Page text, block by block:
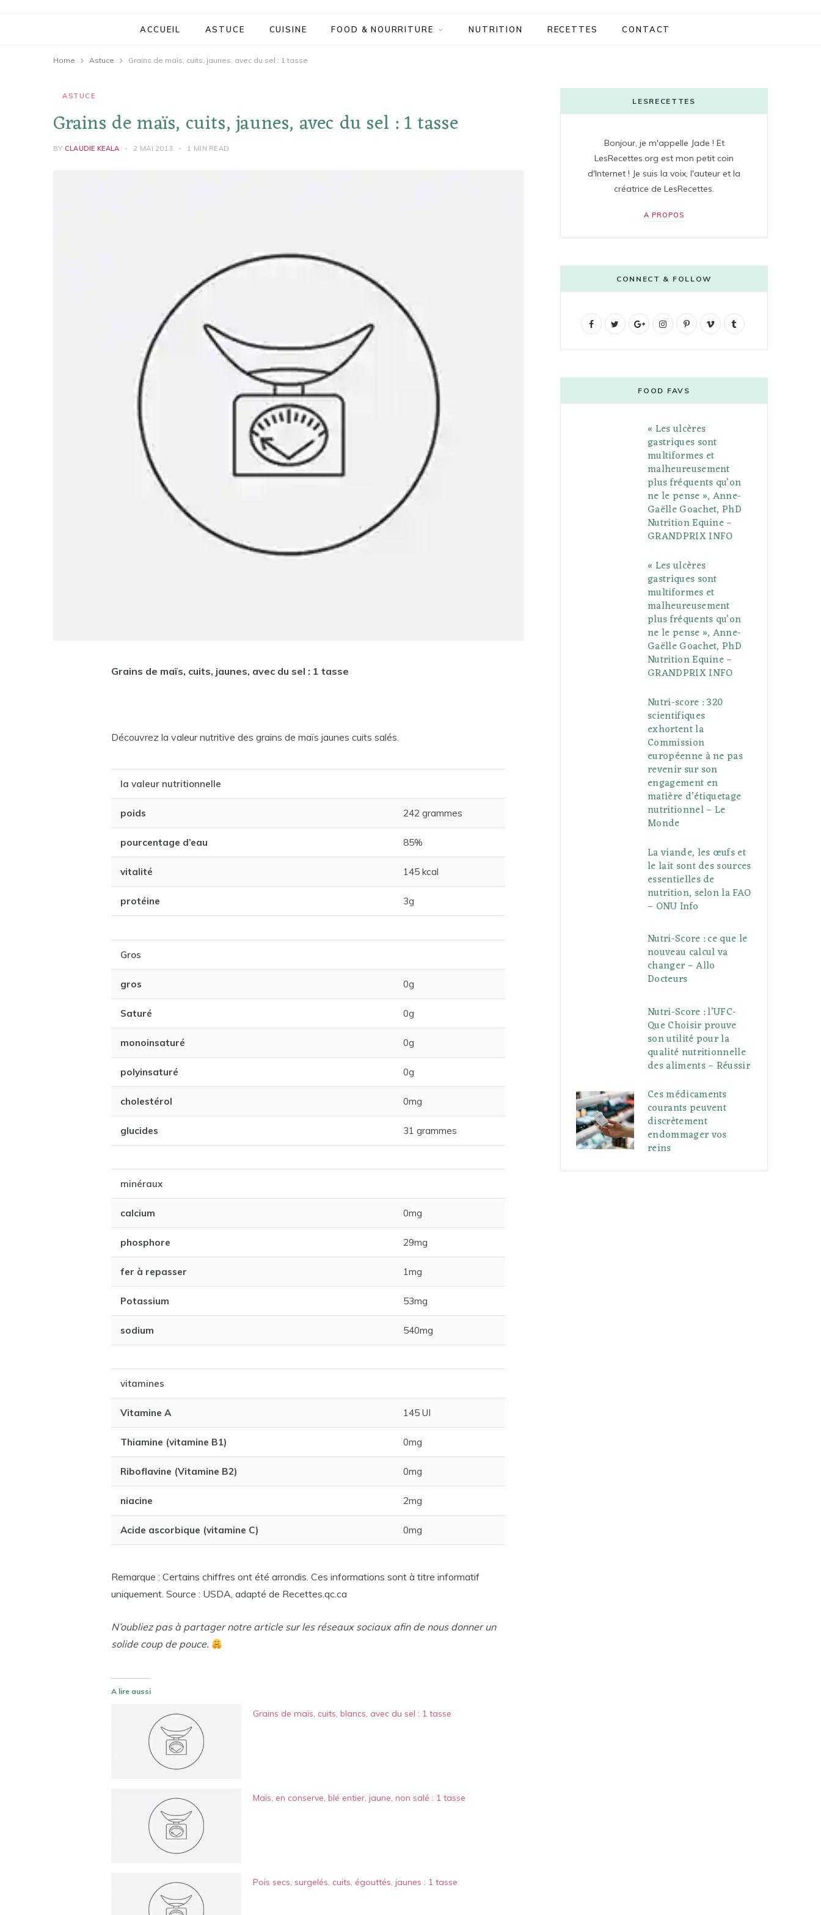
ACCUEIL ASTUCE CUISINE FOOD & NOURRITURE NUTRITION RECETTES CONTACT
Home Astuce Grains de maïs, cuits, jaunes, avec du sel : 1 tasse
ASTUCE
Grains de maïs, cuits, jaunes, avec du sel : 1 tasse
BY CLAUDIE KEALA 2 MAI 2013 1 MIN READ
Grains de maïs, cuits, jaunes, avec du sel : 1 tasse
Découvrez la valeur nutritive des grains de maïs jaunes cuits salés.
la valeur nutritionnelle
poids 242 grammes
pourcentage d’eau 85%
vitalité 145 kcal
protéine 3g
Gros
gros 0g
Saturé 0g
monoinsaturé 0g
polyinsaturé 0g
cholestérol 0mg
glucides 31 grammes
minéraux
calcium 0mg
phosphore 29mg
fer à repasser 1mg
Potassium 53mg
sodium 540mg
vitamines
Vitamine A 145 UI
Thiamine (vitamine B1) 0mg
Riboflavine (Vitamine B2) 0mg
niacine 2mg
Acide ascorbique (vitamine C) 0mg
Remarque : Certains chiffres ont été arrondis. Ces informations sont à titre informatif
uniquement. Source : USDA, adapté de Recettes.qc.ca
N’oubliez pas à partager notre article sur les réseaux sociaux afin de nous donner un
solide coup de pouce.
A lire aussi
Grains de maïs, cuits, blancs, avec du sel : 1 tasse
Maïs, en conserve, blé entier, jaune, non salé : 1 tasse
Pois secs, surgelés, cuits, égouttés, jaunes : 1 tasse
LESRECETTES
Bonjour, je m'appelle Jade ! Et
LesRecettes.org est mon petit coin
d'Internet ! Je suis la voix, l'auteur et la
créatrice de LesRecettes.
A PROPOS
CONNECT & FOLLOW
F
b
t
G
g
l
e
P
u
s
I
t
a
g
r
a
P
e
r
e
s
V
o
l
FOOD FAVS
« Les ulcères
gastriques sont
multiformes et
malheureusement
plus fréquents qu’on
ne le pense », Anne-
Gaëlle Goachet, PhD
Nutrition Equine –
GRANDPRIX INFO
« Les ulcères
gastriques sont
multiformes et
malheureusement
plus fréquents qu’on
ne le pense », Anne-
Gaëlle Goachet, PhD
Nutrition Equine –
GRANDPRIX INFO
Nutri-score : 320
scientifiques
exhortent la
Commission
européenne à ne pas
revenir sur son
engagement en
matière d’étiquetage
nutritionnel – Le
Monde
La viande, les œufs et
le lait sont des sources
essentielles de
nutrition, selon la FAO
– ONU Info
Nutri-Score : ce que le
nouveau calcul va
changer – Allo
Docteurs
Nutri-Score : l’UFC-
Que Choisir prouve
son utilité pour la
qualité nutritionnelle
des aliments – Réussir
Ces médicaments
courants peuvent
discrètement
endommager vos
reins